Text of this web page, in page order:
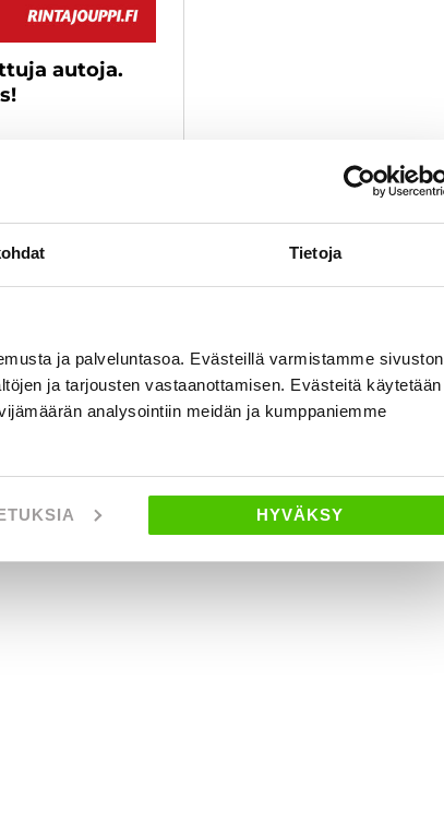
Tietoja
ja palveluntasoa. Evästeillä varmistamme sivuston
ja tarjousten vastaanottamisen. Evästeitä käytetään
analysointiin meidän ja kumppaniemme
HYVÄKSY
autoja.